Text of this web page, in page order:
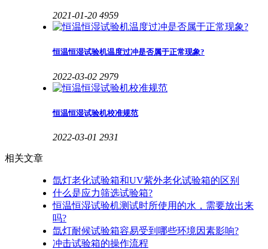
2021-01-20 4959
恒温恒湿试验机温度过冲是否属于正常现象?
2022-03-02 2979
恒温恒湿试验机校准规范
2022-03-01 2931
相关文章
氙灯老化试验箱和UV紫外老化试验箱的区别
什么是应力筛选试验箱?
恒温恒湿试验机测试时所使用的水，需要放出来
吗?
氙灯耐候试验箱容易受到哪些环境因素影响?
冲击试验箱的操作流程